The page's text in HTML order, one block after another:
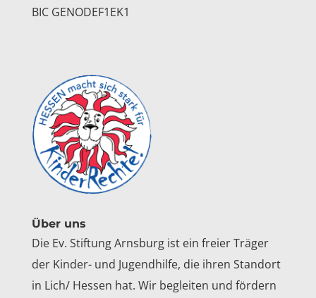
BIC GENODEF1EK1
Über uns
Die Ev. Stiftung Arnsburg ist ein freier Träger
der Kinder- und Jugendhilfe, die ihren Standort
in Lich/ Hessen hat. Wir begleiten und fördern